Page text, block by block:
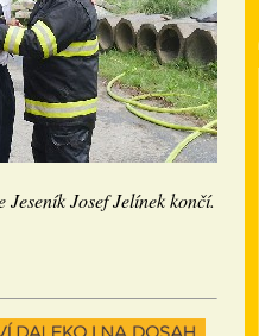
Jeseník Josef Jelínek končí.